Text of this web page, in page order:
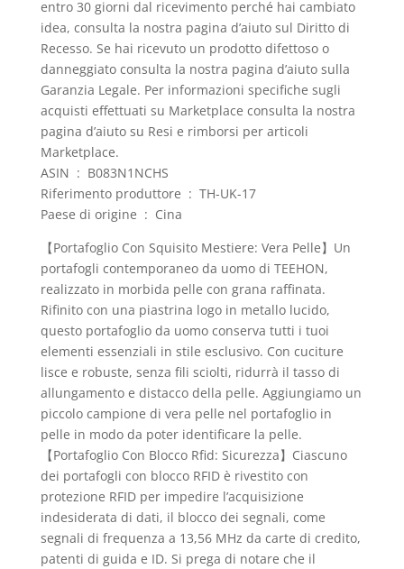
entro 30 giorni dal ricevimento perché hai cambiato
idea, consulta la nostra pagina d’aiuto sul Diritto di
Recesso. Se hai ricevuto un prodotto difettoso o
danneggiato consulta la nostra pagina d’aiuto sulla
Garanzia Legale. Per informazioni specifiche sugli
acquisti effettuati su Marketplace consulta la nostra
pagina d’aiuto su Resi e rimborsi per articoli
Marketplace.
ASIN ‏ : ‎ B083N1NCHS
Riferimento produttore ‏ : ‎ TH-UK-17
Paese di origine ‏ : ‎ Cina
【Portafoglio Con Squisito Mestiere: Vera Pelle】Un
portafogli contemporaneo da uomo di TEEHON,
realizzato in morbida pelle con grana raffinata.
Rifinito con una piastrina logo in metallo lucido,
questo portafoglio da uomo conserva tutti i tuoi
elementi essenziali in stile esclusivo. Con cuciture
lisce e robuste, senza fili sciolti, ridurrà il tasso di
allungamento e distacco della pelle. Aggiungiamo un
piccolo campione di vera pelle nel portafoglio in
pelle in modo da poter identificare la pelle.
【Portafoglio Con Blocco Rfid: Sicurezza】Ciascuno
dei portafogli con blocco RFID è rivestito con
protezione RFID per impedire l’acquisizione
indesiderata di dati, il blocco dei segnali, come
segnali di frequenza a 13,56 MHz da carte di credito,
patenti di guida e ID. Si prega di notare che il